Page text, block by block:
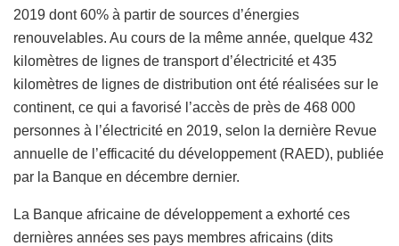
2019 dont 60% à partir de sources d’énergies
renouvelables. Au cours de la même année, quelque 432
kilomètres de lignes de transport d’électricité et 435
kilomètres de lignes de distribution ont été réalisées sur le
continent, ce qui a favorisé l’accès de près de 468 000
personnes à l’électricité en 2019, selon la dernière Revue
annuelle de l’efficacité du développement (RAED), publiée
par la Banque en décembre dernier.
La Banque africaine de développement a exhorté ces
dernières années ses pays membres africains (dits